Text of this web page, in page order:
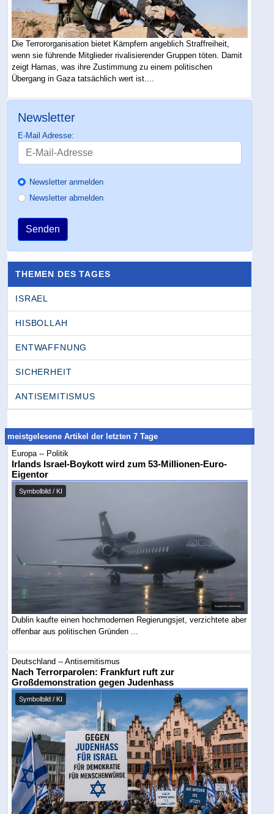
Die Terrororganisation bietet Kämpfern angeblich Straffreiheit,
wenn sie führende Mitglieder rivalisierender Gruppen töten. Damit
zeigt Hamas, was ihre Zustimmung zu einem politischen
Übergang in Gaza tatsächlich wert ist....
Newsletter
E-Mail Adresse:
Newsletter anmelden
Newsletter abmelden
Senden
THEMEN DES TAGES
ISRAEL
HISBOLLAH
ENTWAFFNUNG
SICHERHEIT
ANTISEMITISMUS
meistgelesene Artikel der letzten 7 Tage
Europa -- Politik
Irlands Israel-Boykott wird zum 53-Millionen-Euro-
Eigentor
Symbolbild / KI
Dublin kaufte einen hochmodernen Regierungsjet, verzichtete aber
offenbar aus politischen Gründen ...
Deutschland -- Antisemitismus
Nach Terrorparolen: Frankfurt ruft zur
Großdemonstration gegen Judenhass
Symbolbild / KI